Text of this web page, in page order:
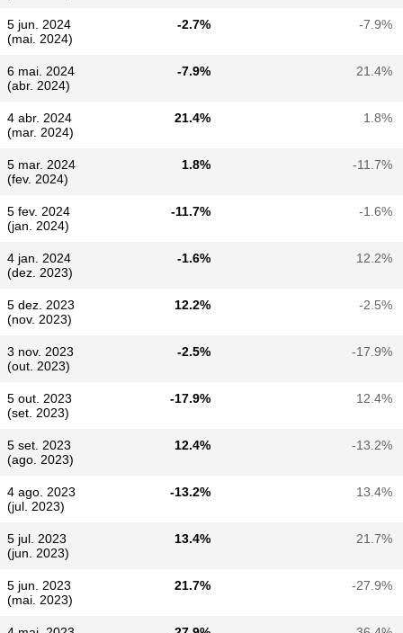
5 jun. 2024
(mai. 2024)
-2.7% -7.9%
6 mai. 2024
(abr. 2024)
-7.9% 21.4%
4 abr. 2024
(mar. 2024)
21.4% 1.8%
5 mar. 2024
(fev. 2024)
1.8% -11.7%
5 fev. 2024
(jan. 2024)
-11.7% -1.6%
4 jan. 2024
(dez. 2023)
-1.6% 12.2%
5 dez. 2023
(nov. 2023)
12.2% -2.5%
3 nov. 2023
(out. 2023)
-2.5% -17.9%
5 out. 2023
(set. 2023)
-17.9% 12.4%
5 set. 2023
(ago. 2023)
12.4% -13.2%
4 ago. 2023
(jul. 2023)
-13.2% 13.4%
5 jul. 2023
(jun. 2023)
13.4% 21.7%
5 jun. 2023
(mai. 2023)
21.7% -27.9%